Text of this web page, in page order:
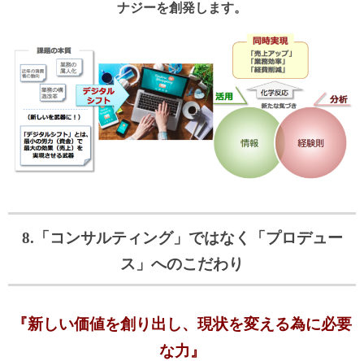
ナジーを創発します。
8.「コンサルティング」ではなく「プロデュー
ス」へのこだわり
『新しい価値を創り出し、現状を変える為に必要
な力』